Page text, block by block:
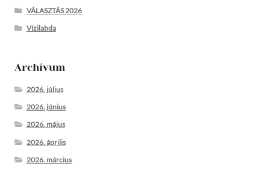
VÁLASZTÁS 2026
Vízilabda
Archívum
2026. július
2026. június
2026. május
2026. április
2026. március